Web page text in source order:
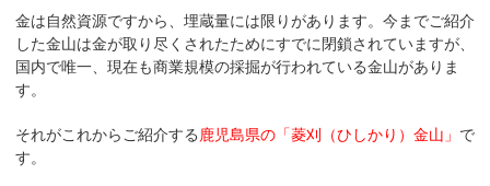
金は自然資源ですから、埋蔵量には限りがあります。今までご紹介
した金山は金が取り尽くされたためにすでに閉鎖されていますが、
国内で唯一、現在も商業規模の採掘が行われている金山がありま
す。
それがこれからご紹介する 鹿児島県の「菱刈（ひしかり）金山」 で
す。